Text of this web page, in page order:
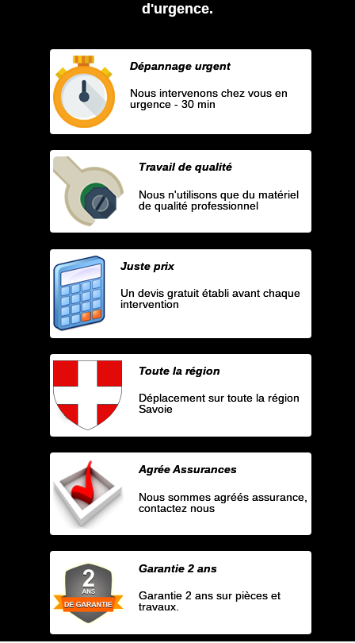
d'urgence.
Dépannage urgent
Nous intervenons chez vous en
urgence - 30 min
Travail de qualité
Nous n'utilisons que du matériel
de qualité professionnel
Juste prix
Un devis gratuit établi avant chaque
intervention
Toute la région
Déplacement sur toute la région
Savoie
Agrée Assurances
Nous sommes agréés assurance,
contactez nous
Garantie 2 ans
Garantie 2 ans sur pièces et
travaux.